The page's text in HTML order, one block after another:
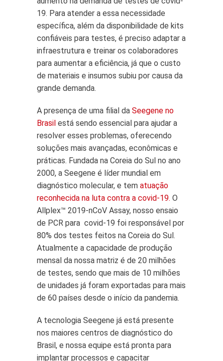
19. Para atender a essa necessidade
específica, além da disponibilidade de kits
confiáveis para testes, é preciso adaptar a
infraestrutura e treinar os colaboradores
para aumentar a eficiência, já que o custo
de materiais e insumos subiu por causa da
grande demanda.
A presença de uma filial da Seegene no
Brasil está sendo essencial para ajudar a
resolver esses problemas, oferecendo
soluções mais avançadas, econômicas e
práticas. Fundada na Coreia do Sul no ano
2000, a Seegene é líder mundial em
diagnóstico molecular, e tem atuação
reconhecida na luta contra a covid-19. O
Allplex™ 2019-nCoV Assay, nosso ensaio
de PCR para covid-19 foi responsável por
80% dos testes feitos na Coreia do Sul.
Atualmente a capacidade de produção
mensal da nossa matriz é de 20 milhões
de testes, sendo que mais de 10 milhões
de unidades já foram exportadas para mais
de 60 países desde o início da pandemia.
A tecnologia Seegene já está presente
nos maiores centros de diagnóstico do
Brasil, e nossa equipe está pronta para
implantar processos e capacitar